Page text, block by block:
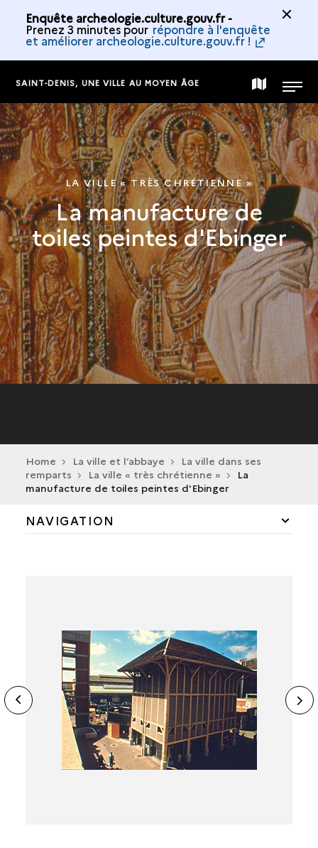
Enquête archeologie.culture.gouv.fr -
Prenez 3 minutes pour répondre à l'enquête
et améliorer archeologie.culture.gouv.fr !
SAINT-DENIS, UNE VILLE AU MOYEN ÂGE CARTE
DE
LA
COLLECTION
MENU
LA VILLE « TRÈS CHRÉTIENNE »
La manufacture de
toiles peintes d'Ebinger
Home La ville et l’abbaye
La ville dans ses
remparts
La ville « très chrétienne »
La
manufacture de toiles peintes d'Ebinger
NAVIGATION
LE COUVENT DES CARMÉLITES
LA MANUFACTURE DE TOILES PEINTES
D'EBINGER